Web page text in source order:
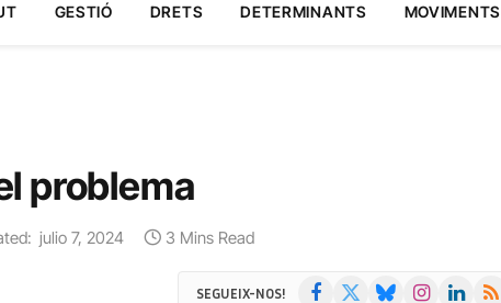
GESTIÓ DRETS DETERMINANTS MOVIMENTS
problema
julio 7, 2024 3 Mins Read
SEGUEIX-NOS! Facebook BlueskyInstagramLinkedIn
RSS